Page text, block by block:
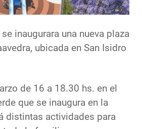
inaugurara una nueva plaza
ubicada en San Isidro
de 16 a 18.30 hs. en el
que se inaugura en la
distintas actividades para